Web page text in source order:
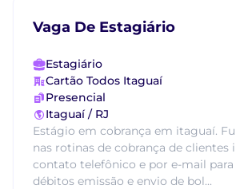
Vaga De Estagiário
Estagiário
Cartão Todos Itaguaí
Presencial
Itaguaí / RJ
Estágio em cobrança em itaguaí.
nas rotinas de cobrança de clientes
contato telefônico e por e-mail
débitos emissão e envio de bol...